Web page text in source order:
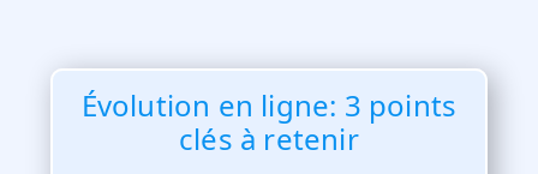
Évolution en ligne: 3 points
clés à retenir